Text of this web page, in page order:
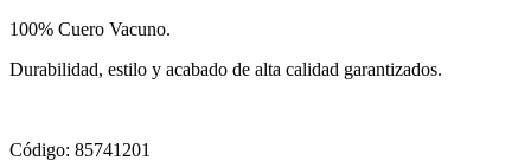
100% Cuero Vacuno.
Durabilidad, estilo y acabado de alta calidad garantizados.
Código: 85741201